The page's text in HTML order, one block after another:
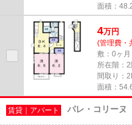
面積：
4万円
(管理費・
敷：0ヶ
所在階：
間取り：
面積：
賃貸｜アパート パレ・コリーヌ